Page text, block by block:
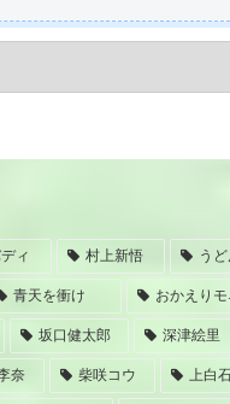
ィ 村上新悟 う
青天を衝け おかえりモ
坂口健太郎 深津絵里
奈 柴咲コウ 上白